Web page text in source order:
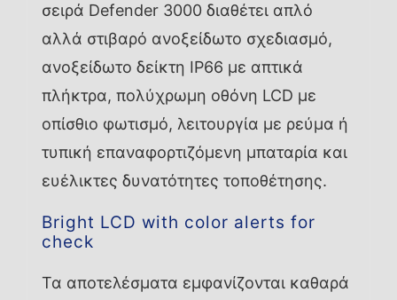
σειρά Defender 3000 διαθέτει απλό
αλλά στιβαρό ανοξείδωτο σχεδιασμό,
ανοξείδωτο δείκτη IP66 με απτικά
πλήκτρα, πολύχρωμη οθόνη LCD με
οπίσθιο φωτισμό, λειτουργία με ρεύμα ή
τυπική επαναφορτιζόμενη μπαταρία και
ευέλικτες δυνατότητες τοποθέτησης.
Bright LCD with color alerts for
check
Τα αποτελέσματα εμφανίζονται καθαρά